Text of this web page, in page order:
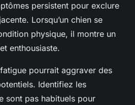
persistent pour exclure
Lorsqu’un chien se
physique, il montre un
enthousiaste.
pourrait aggraver des
Identifiez les
sont pas habituels pour